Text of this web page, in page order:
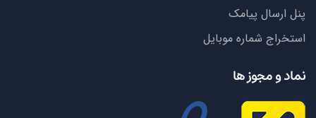
پنل ارسال پیامک
استخراج شماره موبایل
نماد و مجوز ها